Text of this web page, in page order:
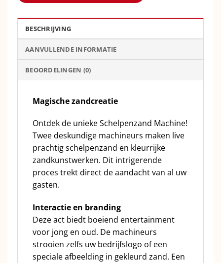
BESCHRIJVING
AANVULLENDE INFORMATIE
BEOORDELINGEN (0)
Magische zandcreatie
Ontdek de unieke Schelpenzand Machine!
Twee deskundige machineurs maken live
prachtig schelpenzand en kleurrijke
zandkunstwerken. Dit intrigerende
proces trekt direct de aandacht van al uw
gasten.
Interactie en branding
Deze act biedt boeiend entertainment
voor jong en oud. De machineurs
strooien zelfs uw bedrijfslogo of een
speciale afbeelding in gekleurd zand. Een